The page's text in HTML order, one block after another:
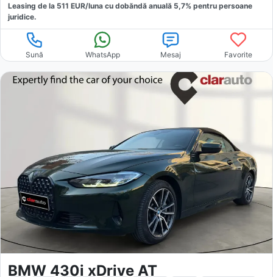
Leasing de la 511 EUR/luna cu dobăndă anuală 5,7% pentru persoane
juridice.
Sună WhatsApp Mesaj Favorite
BMW 430i xDrive AT